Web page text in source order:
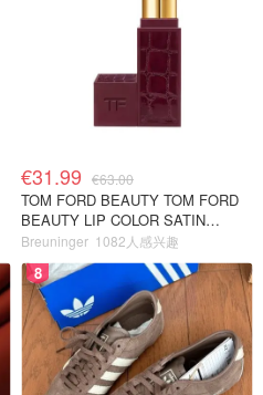
€31.99 €63.00
TOM FORD BEAUTY TOM FORD
BEAUTY LIP COLOR SATIN
MATTE 裸玫瑰口红
Breuninger 1082人感兴趣
8